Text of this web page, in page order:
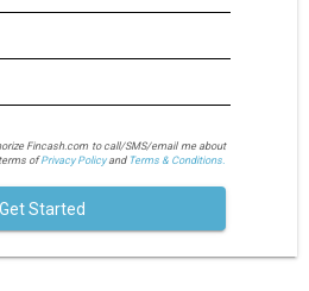
Fincash.com to call/SMS/email me about
ofPrivacy Policyand Terms & Conditions.
Get Started